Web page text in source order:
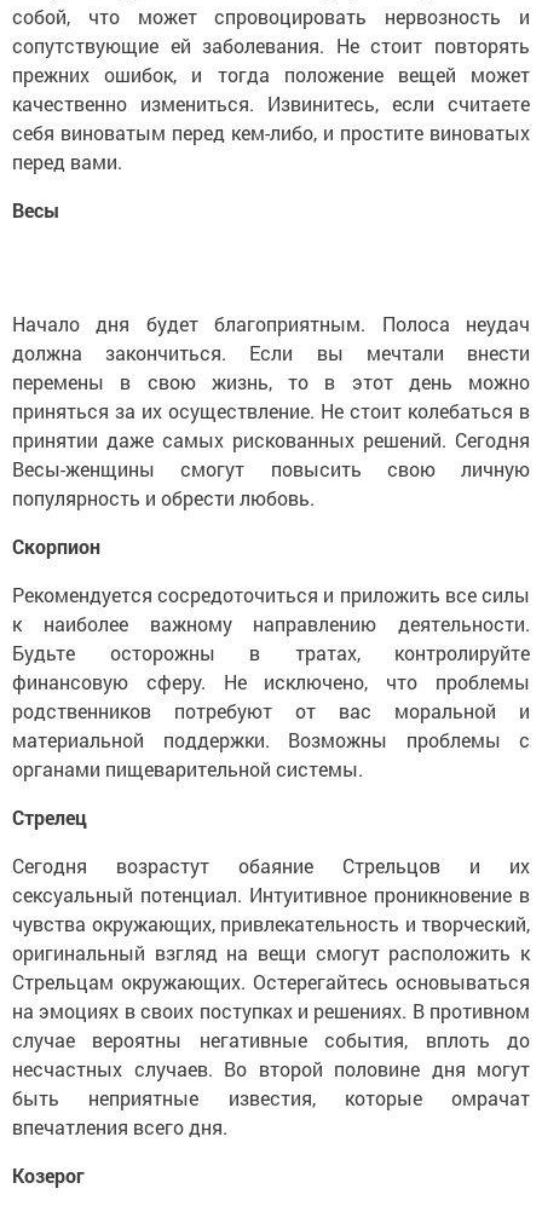
собой, что может спровоцировать нервозность и
сопутствующие ей заболевания. Не стоит повторять
прежних ошибок, и тогда положение вещей может
качественно измениться. Извинитесь, если считаете
себя виноватым перед кем-либо, и простите виноватых
перед вами.
Весы
Начало дня будет благоприятным. Полоса неудач
должна закончиться. Если вы мечтали внести
перемены в свою жизнь, то в этот день можно
приняться за их осуществление. Не стоит колебаться в
принятии даже самых рискованных решений. Сегодня
Весы-женщины смогут повысить свою личную
популярность и обрести любовь.
Скорпион
Рекомендуется сосредоточиться и приложить все силы
к наиболее важному направлению деятельности.
Будьте осторожны в тратах, контролируйте
финансовую сферу. Не исключено, что проблемы
родственников потребуют от вас моральной и
материальной поддержки. Возможны проблемы с
органами пищеварительной системы.
Стрелец
Сегодня возрастут обаяние Стрельцов и их
сексуальный потенциал. Интуитивное проникновение в
чувства окружающих, привлекательность и творческий,
оригинальный взгляд на вещи смогут расположить к
Стрельцам окружающих. Остерегайтесь основываться
на эмоциях в своих поступках и решениях. В противном
случае вероятны негативные события, вплоть до
несчастных случаев. Во второй половине дня могут
быть неприятные известия, которые омрачат
впечатления всего дня.
Козерог